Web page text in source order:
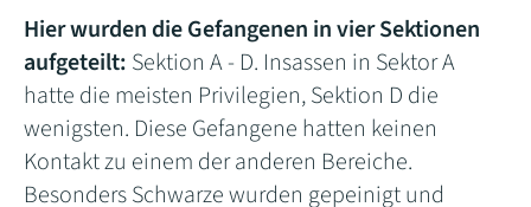
Hier wurden die Gefangenen in vier Sektionen
aufgeteilt: Sektion A - D. Insassen in Sektor A
hatte die meisten Privilegien, Sektion D die
wenigsten. Diese Gefangene hatten keinen
Kontakt zu einem der anderen Bereiche.
Besonders Schwarze wurden gepeinigt und